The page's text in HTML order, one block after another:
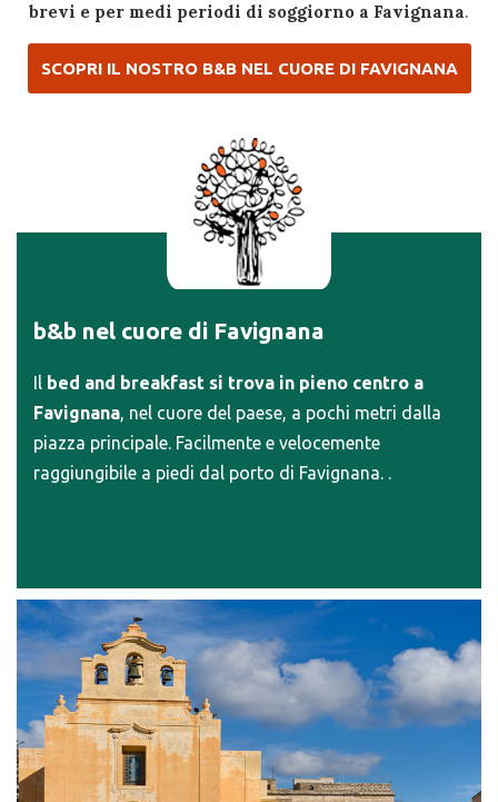
brevi e per medi periodi di soggiorno a Favignana.
SCOPRI IL NOSTRO B&B NEL CUORE DI FAVIGNANA
b&b nel cuore di Favignana
Il bed and breakfast si trova in pieno centro a
Favignana, nel cuore del paese, a pochi metri dalla
piazza principale. Facilmente e velocemente
raggiungibile a piedi dal porto di Favignana. .